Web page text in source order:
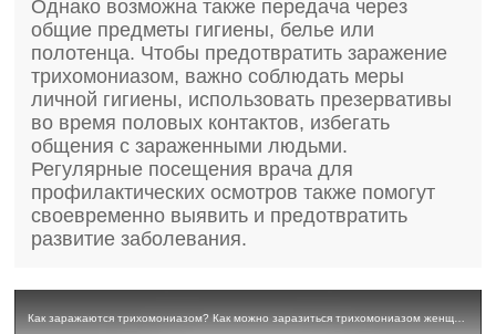
Однако возможна также передача через
общие предметы гигиены, белье или
полотенца. Чтобы предотвратить заражение
трихомониазом, важно соблюдать меры
личной гигиены, использовать презервативы
во время половых контактов, избегать
общения с зараженными людьми.
Регулярные посещения врача для
профилактических осмотров также помогут
своевременно выявить и предотвратить
развитие заболевания.